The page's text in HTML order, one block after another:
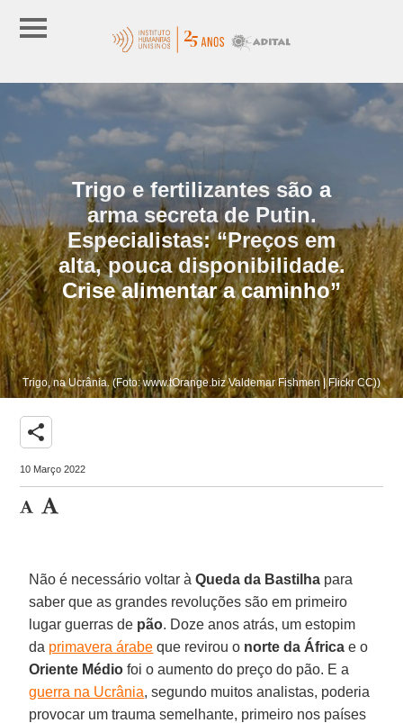
Trigo e fertilizantes são a
arma secreta de Putin.
Especialistas: “Preços em
alta, pouca disponibilidade.
Crise alimentar a caminho”
Trigo, na Ucrânia. (Foto: www.tOrange.biz Valdemar Fishmen | Flickr CC))
share
10 Março 2022
Não é necessário voltar àQueda da Bastilha para
saber que as grandes revoluções são em primeiro
lugar guerras de pão. Doze anos atrás, um estopim
da primavera árabe que revirou o norte da África e o
Oriente Médio foi o aumento do preço do pão. E a
guerra na Ucrânia, segundo muitos analistas, poderia
provocar um trauma semelhante, primeiro nos países